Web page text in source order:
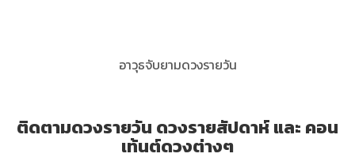
อาวุธจับยามดวงรายวัน
ติดตามดวงรายวัน ดวงรายสัปดาห์ และ คอน
เท้นต์ดวงต่างๆ